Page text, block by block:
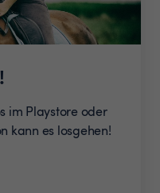
im Playstore oder
kann es losgehen!